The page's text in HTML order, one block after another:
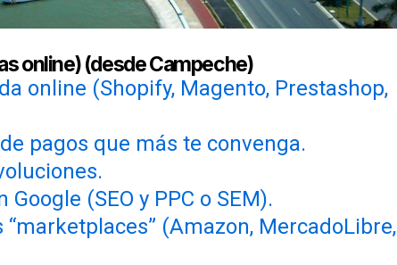
online) (desde Campeche)
online (Shopify, Magento, Prestashop,
pagos que más te convenga.
(SEO y PPC o SEM).
(Amazon, MercadoLibre,